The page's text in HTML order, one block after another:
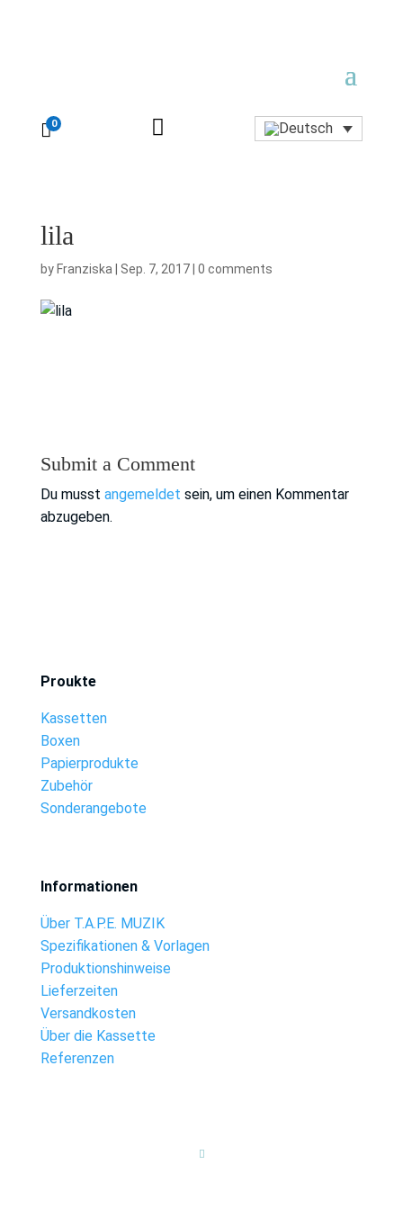
0 
lila
by Franziska Sep. 7, 2017| 0 comments
Submit a Comment
Du musst angemeldet sein, um einen Kommentar
abzugeben.
Proukte
Kassetten
Boxen
Papierprodukte
Zubehör
Sonderangebote
Informationen
Über T.A.P.E. MUZIK
Spezifikationen & Vorlagen
Produktionshinweise
Lieferzeiten
Versandkosten
Über die Kassette
Referenzen
